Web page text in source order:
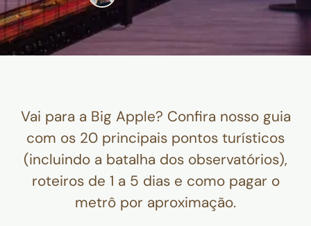
Vai para a Big Apple? Confira nosso guia
com os 20 principais pontos turísticos
(incluindo a batalha dos observatórios),
roteiros de 1 a 5 dias e como pagar o
metrô por aproximação.